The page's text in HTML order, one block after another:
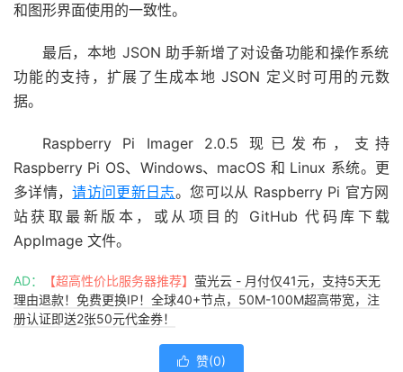
和图形界面使用的一致性。
最后，本地 JSON 助手新增了对设备功能和操作系统
功能的支持，扩展了生成本地 JSON 定义时可用的元数
据。
Raspberry Pi Imager 2.0.5 现已发布，支持
Raspberry Pi OS、Windows、macOS 和 Linux 系统。更
多详情，请访问更新日志。您可以从 Raspberry Pi 官方网
站获取最新版本，或从项目的 GitHub 代码库下载
AppImage 文件。
AD： 【超高性价比服务器推荐】 萤光云 - 月付仅41元，支持5天无
理由退款！免费更换IP！全球40+节点，50M-100M超高带宽，注
册认证即送2张50元代金券！
 赞(0)